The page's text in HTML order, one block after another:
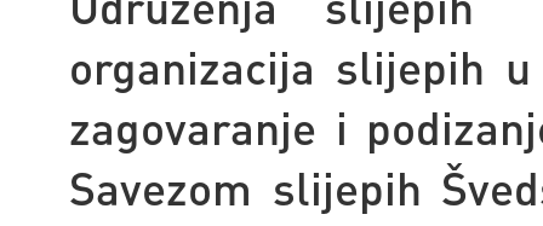
organizacija slijepih
zagovaranje i
Savezom slijepih